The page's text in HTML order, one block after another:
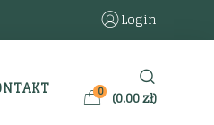
Login
0 (0.00zł)